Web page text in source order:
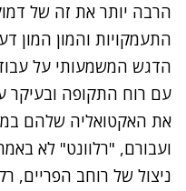
התעמקויות והמון המון
הדגש המשמעותי על
עם רוח התקופה ובעיקר
את האקטואליה שלהם
ועבורם, "רלוונט" לא
ניצול של רוחב הפריים,